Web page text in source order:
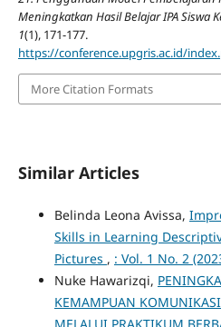
Meningkatkan Hasil Belajar IPA Siswa
1(1), 171-177.
https://conference.upgris.ac.id/
More Citation Formats
Similar Articles
Belinda Leona Avissa,
Skills in Learning
Pictures , : Vol. 1 No. 2
Nuke Hawarizqi,
KEMAMPUAN